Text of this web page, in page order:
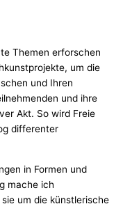
Themen erforschen
um die
und Ihren
und ihre
Akt. So wird Freie
differenter
in Formen und
mache ich
um die künstlerische